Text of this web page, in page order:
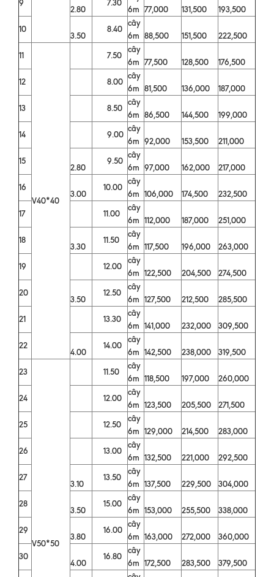
9
2.80
7.30
6m 77,000 131,500
193,500
10
3.50
8.40
cây
6m 88,500 151,500
222,500
11
V40*40
7.50
cây
6m 77,500 128,500
176,500
12
8.00
cây
6m 81,500 136,000
187,000
13
8.50
cây
6m 86,500 144,500
199,000
14
9.00
cây
6m 92,000 153,500
211,000
15
2.80
9.50
cây
6m 97,000 162,000
217,000
16
3.00
10.00
cây
6m 106,000 174,500
232,500
17
11.00
cây
6m 112,000 187,000
251,000
18
3.30
11.50
cây
6m 117,500 196,000
263,000
19
12.00
cây
6m 122,500 204,500
274,500
20
3.50
12.50
cây
6m 127,500 212,500
285,500
21
13.30
cây
6m 141,000 232,000
309,500
22
4.00
14.00
cây
6m 142,500 238,000
319,500
23
V50*50
11.50
cây
6m 118,500 197,000
260,000
24
12.00
cây
6m 123,500 205,500
271,500
25
12.50
cây
6m 129,000 214,500
283,000
26
13.00
cây
6m 132,500 221,000
292,500
27
3.10
13.50
cây
6m 137,500 229,500
304,000
28
3.50
15.00
cây
6m 153,000 255,500
338,000
29
3.80
16.00
cây
6m 163,000 272,000
360,000
30
4.00
16.80
cây
6m 172,500 283,500
379,500